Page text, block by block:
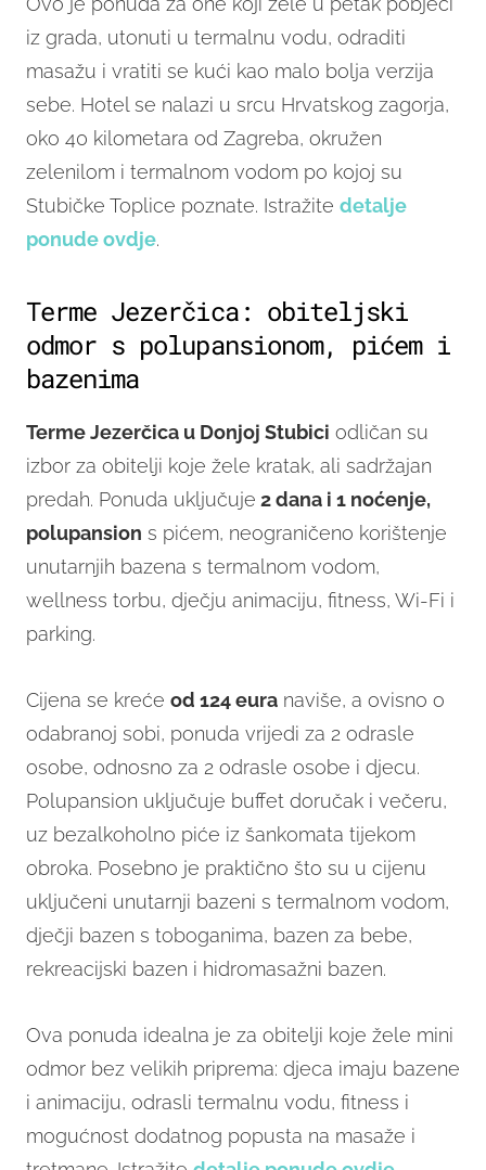
iz grada, utonuti u termalnu vodu, odraditi
masažu i vratiti se kući kao malo bolja verzija
sebe. Hotel se nalazi u srcu Hrvatskog zagorja,
oko 40 kilometara od Zagreba, okružen
zelenilom i termalnom vodom po kojoj su
Stubičke Toplice poznate. Istražite detalje
ponude ovdje.
Terme Jezerčica: obiteljski
odmor s polupansionom, pićem i
bazenima
Terme Jezerčica u Donjoj Stubici odličan su
izbor za obitelji koje žele kratak, ali sadržajan
predah. Ponuda uključuje 2 dana i 1 noćenje,
polupansion s pićem, neograničeno korištenje
unutarnjih bazena s termalnom vodom,
wellness torbu, dječju animaciju, fitness, Wi-Fi i
parking.
Cijena se kreće od 124 eura naviše, a ovisno o
odabranoj sobi, ponuda vrijedi za 2 odrasle
osobe, odnosno za 2 odrasle osobe i djecu.
Polupansion uključuje buffet doručak i večeru,
uz bezalkoholno piće iz šankomata tijekom
obroka. Posebno je praktično što su u cijenu
uključeni unutarnji bazeni s termalnom vodom,
dječji bazen s toboganima, bazen za bebe,
rekreacijski bazen i hidromasažni bazen.
Ova ponuda idealna je za obitelji koje žele mini
odmor bez velikih priprema: djeca imaju bazene
i animaciju, odrasli termalnu vodu, fitness i
mogućnost dodatnog popusta na masaže i